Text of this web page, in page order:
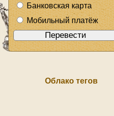
Банковская карта
Мобильный платёж
Облако тегов